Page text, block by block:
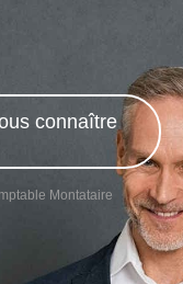
connaître
Montataire